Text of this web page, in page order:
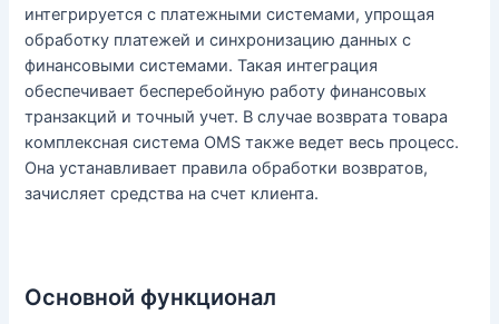
интегрируется с платежными системами, упрощая
обработку платежей и синхронизацию данных с
финансовыми системами. Такая интеграция
обеспечивает бесперебойную работу финансовых
транзакций и точный учет. В случае возврата товара
комплексная система OMS также ведет весь процесс.
Она устанавливает правила обработки возвратов,
зачисляет средства на счет клиента.
Основной функционал